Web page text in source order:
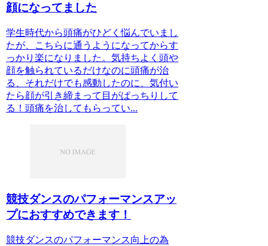
顔になってました
学生時代から頭痛がひどく悩んでいまし
たが、こちらに通うようになってからす
っかり楽になりました。気持ちよく頭や
顔を触られているだけなのに頭痛が治
る、それだけでも感動したのに、気付い
たら顔が引き締まって目がぱっちりして
る！頭痛を治してもらってい...
競技ダンスのパフォーマンスアッ
プにおすすめできます！
競技ダンスのパフォーマンス向上の為